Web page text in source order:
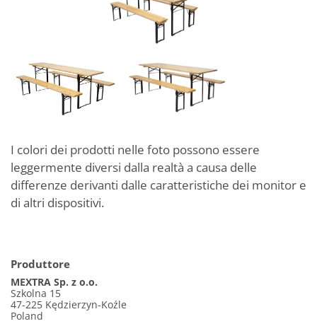
I colori dei prodotti nelle foto possono essere
leggermente diversi dalla realtà a causa delle
differenze derivanti dalle caratteristiche dei monitor e
di altri dispositivi.
Produttore
MEXTRA Sp. z o.o.
Szkolna 15
47-225 Kędzierzyn-Koźle
Poland